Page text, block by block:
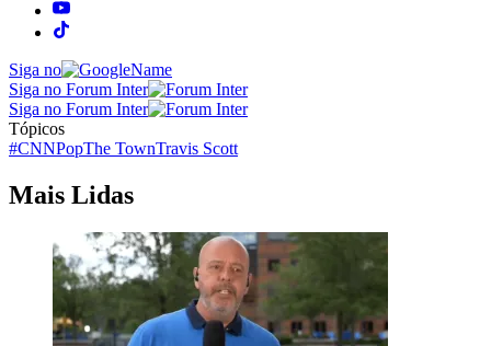
Siga no
Siga no Forum Inter
Siga no Forum Inter
Tópicos
#CNNPopThe TownTravis Scott
Mais Lidas